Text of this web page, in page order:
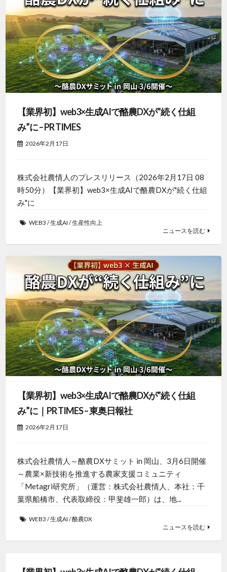
【業界初】web3×生成AIで酪農DXが”続く仕組
み”に – PR TIMES
2026年2月17日
株式会社農情人のプレスリリース（2026年2月17日 08
時50分）【業界初】web3×生成AIで酪農DXが"続く仕組
み"に
WEB3 /生成AI /生産性向上
ニュースを読む
【業界初】web3×生成AIで酪農DXが”続く仕組
み”に｜PR TIMES – 東奥日報社
2026年2月17日
株式会社農情人～酪農DXサミット in 岡山、3月6日開催
～農業×新技術を推進する農家支援コミュニティ
「Metagri研究所」（運営：株式会社農情人、本社：千
葉県船橋市、代表取締役：甲斐雄一郎）は、地...
WEB3 /生成AI /酪農DX
ニュースを読む